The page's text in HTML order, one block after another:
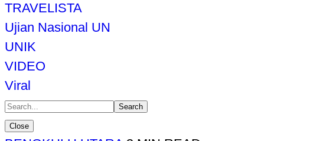
TRAVELISTA
Ujian Nasional UN
UNIK
VIDEO
Viral
Search
Close